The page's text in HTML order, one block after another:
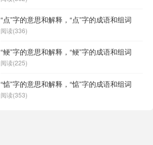
“点”字的意思和解释，“点”字的成语和组词
阅读(336)
“鲠”字的意思和解释，“鲠”字的成语和组词
阅读(225)
“惦”字的意思和解释，“惦”字的成语和组词
阅读(353)